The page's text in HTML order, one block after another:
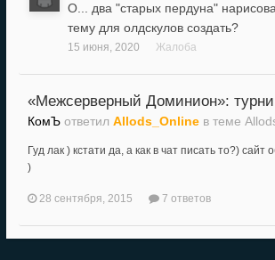
О... два "старых пердуна"
тему для олдскулов создать?
15 июня, 2020 Жалоба
«Межсерверный Доминион»:
КомЪ ответил Allods_Online в теме
Гуд лак ) кстати да, а как в чат писать то?) сайт
)
28 сентября, 2015 7 ответов